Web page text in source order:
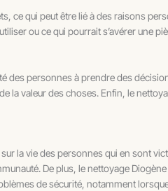
ce qui peut être lié à des raisons
ou ce qui pourrait s’avérer une
des personnes à prendre des
la valeur des choses. Enfin, le
la vie des personnes qui en sont
De plus, le nettoyage
de sécurité, notamment